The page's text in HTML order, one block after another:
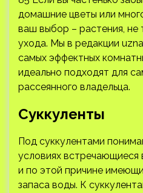
домашние цветы или
ваш выбор – растения,
ухода. Мы в редакции
самых эффектных
идеально подходят для
рассеянного владельца.
Суккуленты
Под суккулентами
условиях
и по этой причине
запаса воды. К